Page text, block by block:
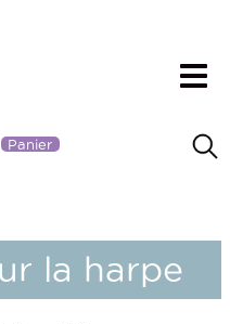
Panier
la harpe